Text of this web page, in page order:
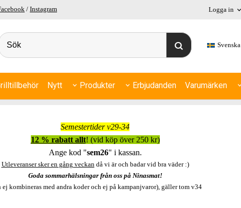
/ Instagram Logga in
Svenska
Nytt Produkter Erbjudanden Varumärken
Semestertider v29-34
12 % rabatt allt! (vid köp över 250 kr)
Ange kod "sem26" i kassan.
Utleveranser sker en gång veckan då vi är och badar vid bra väder :)
Goda sommarhälsningar från oss på Ninasmat!
ej kombineras med andra koder och ej på kampanjvaror), gäller tom v34